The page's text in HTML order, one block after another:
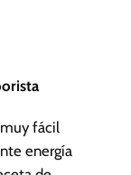
fácil
energía